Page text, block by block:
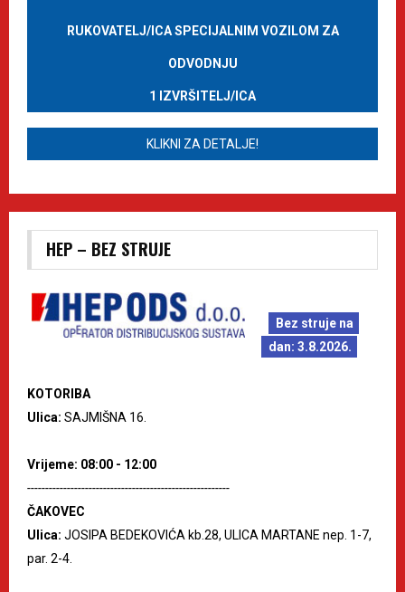
RUKOVATELJ/ICA SPECIJALNIM VOZILOM ZA
ODVODNJU
1 IZVRŠITELJ/ICA
KLIKNI ZA DETALJE!
HEP – BEZ STRUJE
Bez struje na
dan: 3.8.2026.
KOTORIBA
Ulica: SAJMIŠNA 16.
Vrijeme: 08:00 - 12:00
--------------------------------------------------------
ČAKOVEC
Ulica: JOSIPA BEDEKOVIĆA kb.28, ULICA MARTANE nep. 1-7,
par. 2-4.